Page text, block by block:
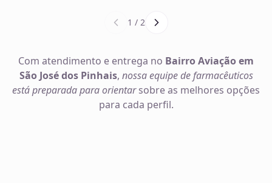
1 / 2
Com atendimento e entrega no Bairro Aviação em
São José dos Pinhais, nossa equipe de farmacêuticos
está preparada para orientarsobre as melhores opções
para cada perfil.